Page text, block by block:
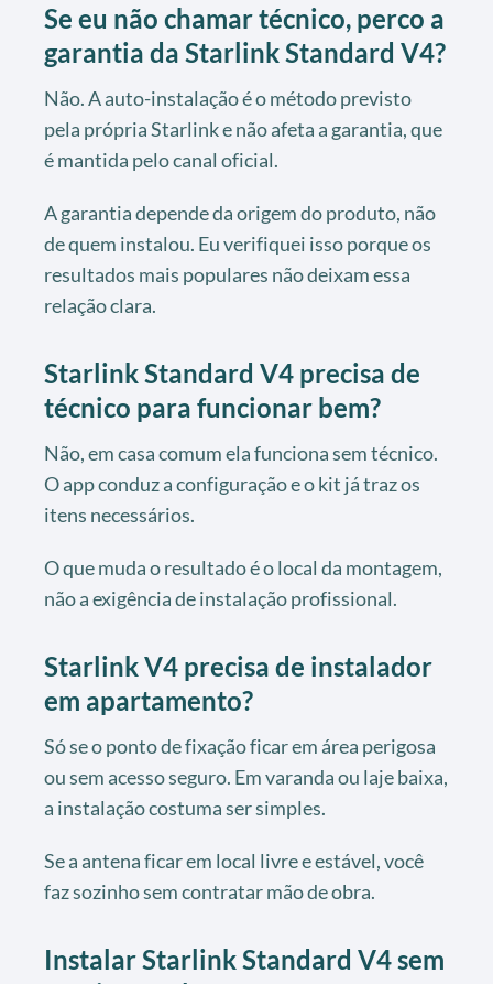
Se eu não chamar técnico, perco a
garantia da Starlink Standard V4?
Não. A auto-instalação é o método previsto
pela própria Starlink e não afeta a garantia, que
é mantida pelo canal oficial.
A garantia depende da origem do produto, não
de quem instalou. Eu verifiquei isso porque os
resultados mais populares não deixam essa
relação clara.
Starlink Standard V4 precisa de
técnico para funcionar bem?
Não, em casa comum ela funciona sem técnico.
O app conduz a configuração e o kit já traz os
itens necessários.
O que muda o resultado é o local da montagem,
não a exigência de instalação profissional.
Starlink V4 precisa de instalador
em apartamento?
Só se o ponto de fixação ficar em área perigosa
ou sem acesso seguro. Em varanda ou laje baixa,
a instalação costuma ser simples.
Se a antena ficar em local livre e estável, você
faz sozinho sem contratar mão de obra.
Instalar Starlink Standard V4 sem